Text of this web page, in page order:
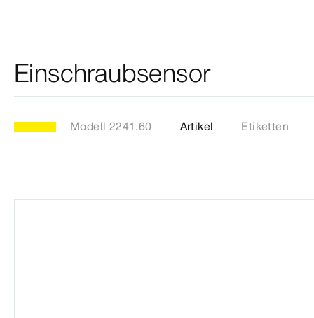
Einschraubsensor
Modell 2241.60 Artikel Etiketten